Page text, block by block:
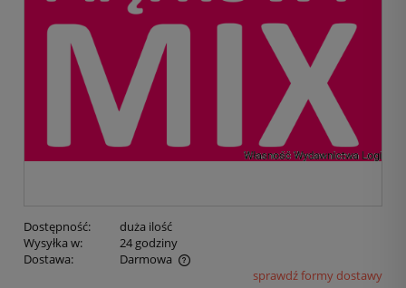
Dostępność:
duża ilość
Wysyłka w:
24 godziny
Dostawa:
Darmowa
sprawdź formy dostawy